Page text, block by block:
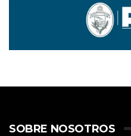
SOBRE NOSOTROS